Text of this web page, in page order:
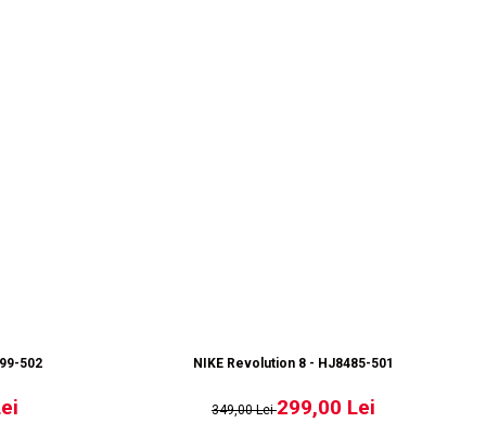
502 NIKE Revolution 8 - HJ8485-501
349,00 Lei299,00 Lei